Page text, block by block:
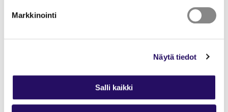
Markkinointi
Näytä tiedot
Salli kaikki
Ääni- ja sävellystyö:
Taiteellinen mentorointi, tuotantoapu:Anna Olkinuora